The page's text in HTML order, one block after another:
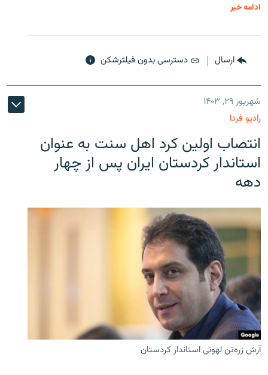
ادامه خبر
ارسال دسترسی بدون فیلترشکن
شهریور ۲۹, ۱۴۰۳
رادیو فردا
انتصاب اولین کرد اهل سنت به عنوان
استاندار کردستان ایران پس از چهار
دهه
آرش زره‌تن لهونی استاندار کردستان